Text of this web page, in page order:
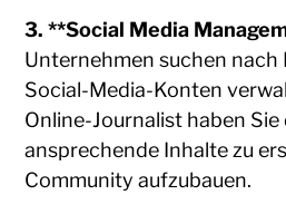
3. **Social Media
Unternehmen suchen nach
Social-Media-Konten
Online-Journalist haben Sie
ansprechende Inhalte zu
Community aufzubauen.